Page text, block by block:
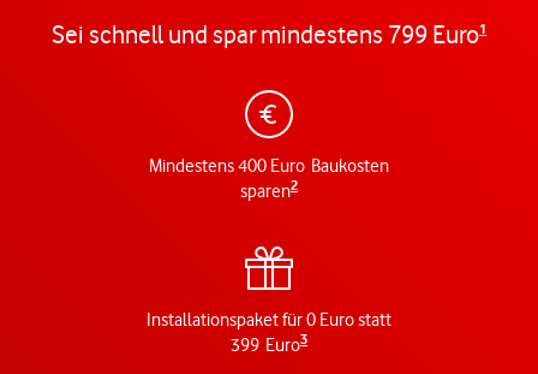
Sei schnell und spar mindestens 799 Euro1
Mindestens 400 Euro Baukosten
sparen2
Installationspaket für 0 Euro statt
399 Euro3